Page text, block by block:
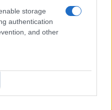
storage
authentication
and other